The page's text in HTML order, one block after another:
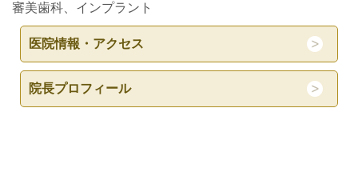
審美歯科、インプラント
医院情報・アクセス
院長プロフィール